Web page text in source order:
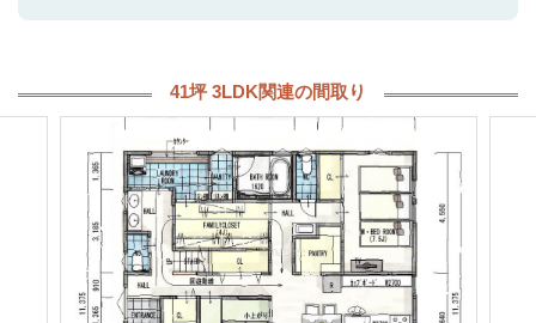
41坪 3LDK関連の間取り